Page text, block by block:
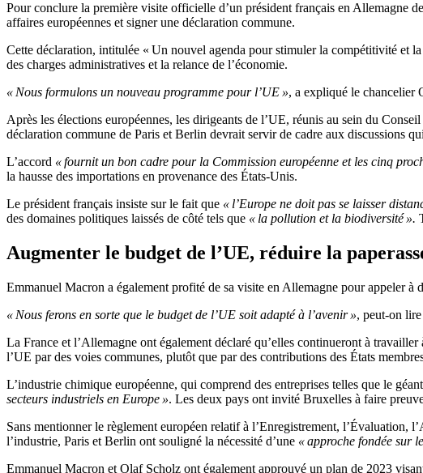
Pour conclure la première visite officielle d’un président français en Allemagne
affaires européennes et signer une déclaration commune.
Cette déclaration, intitulée « Un nouvel agenda pour stimuler la compétitivité et
des charges administratives et la relance de l’économie.
« Nous formulons un nouveau programme pour l’UE », a expliqué le chancelier
Après les élections européennes, les dirigeants de l’UE, réunis au sein du
déclaration commune de Paris et Berlin devrait servir de cadre aux discussions
L’accord « fournit un bon cadre pour la Commission européenne et les cinq
la hausse des importations en provenance des États-Unis.
Le président français insiste sur le fait que « l’Europe ne doit pas se laisser
des domaines politiques laissés de côté tels que « la pollution et la biodiversité ».
Augmenter le budget de l’UE, réduire la
Emmanuel Macron a également profité de sa visite en Allemagne pour appeler
« Nous ferons en sorte que le budget de l’UE soit adapté à l’avenir », peut-on
La France et l’Allemagne ont également déclaré qu’elles continueront à travailler
l’UE par des voies communes, plutôt que par des contributions des États
L’industrie chimique européenne, qui comprend des entreprises telles que le
secteurs industriels en Europe ». Les deux pays ont invité Bruxelles à faire
Sans mentionner le règlement européen relatif à l’Enregistrement, l’Évaluation,
l’industrie, Paris et Berlin ont souligné la nécessité d’une « approche fondée sur
Emmanuel Macron et Olaf Scholz ont également approuvé un plan de 2023